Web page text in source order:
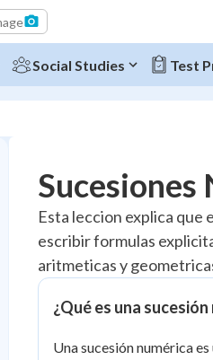
Social Studies Test
Topic Progress
Pug Score
Getting Started
Videos Watched
Study Points
Sucesiones
Esta leccion explica que
escribir formulas
aritmeticas y
¿Qué es una
Una sucesión numérica